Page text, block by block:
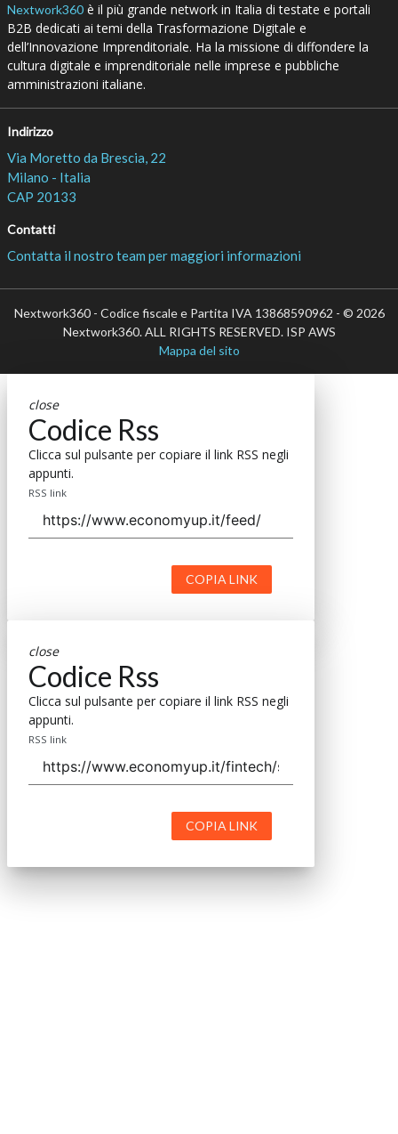
Nextwork360è il più grande network in Italia di testate e portali
B2B dedicati ai temi della Trasformazione Digitale e
dell’Innovazione Imprenditoriale. Ha la missione di diffondere la
cultura digitale e imprenditoriale nelle imprese e pubbliche
amministrazioni italiane.
Indirizzo
Via Moretto da Brescia, 22
Milano - Italia
CAP 20133
Contatti
Contatta il nostro team per maggiori informazioni
Nextwork360 - Codice fiscale e Partita IVA 13868590962 - © 2026
Nextwork360. ALL RIGHTS RESERVED. ISP AWS
Mappa del sito
close
Codice Rss
Clicca sul pulsante per copiare il link RSS negli
appunti.
RSS link
COPIA LINK
close
Codice Rss
Clicca sul pulsante per copiare il link RSS negli
appunti.
RSS link
COPIA LINK